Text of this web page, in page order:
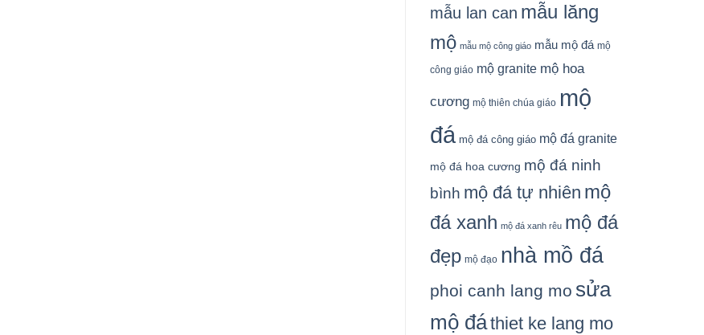
mẫu lan can mẫu lăng
mộ mẫu mộ công giáo mẫu mộ đá mộ
công giáo mộ granite mộ hoa
cương mộ thiên chúa giáo mộ
đá mộ đá công giáo mộ đá granite
mộ đá hoa cương mộ đá ninh
bình mộ đá tự nhiên mộ
đá xanh mộ đá xanh rêu mộ đá
đẹp mộ đạo nhà mồ đá
phoi canh lang mo sửa
mộ đáthiet ke lang mo